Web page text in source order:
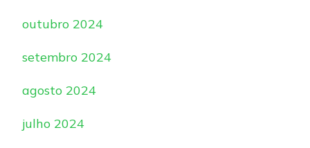
outubro 2024
setembro 2024
agosto 2024
julho 2024